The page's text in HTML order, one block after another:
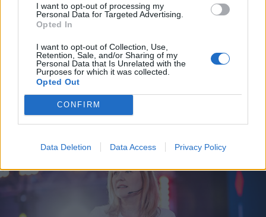
I want to opt-out of processing my
Personal Data for Targeted Advertising.
Opted In
I want to opt-out of Collection, Use,
Retention, Sale, and/or Sharing of my
Personal Data that Is Unrelated with the
Purposes for which it was collected.
Opted Out
CONFIRM
Data Deletion Data Access Privacy Policy
2025. február 12., szerda
Most éppen újra kormányra vágyik
az USR